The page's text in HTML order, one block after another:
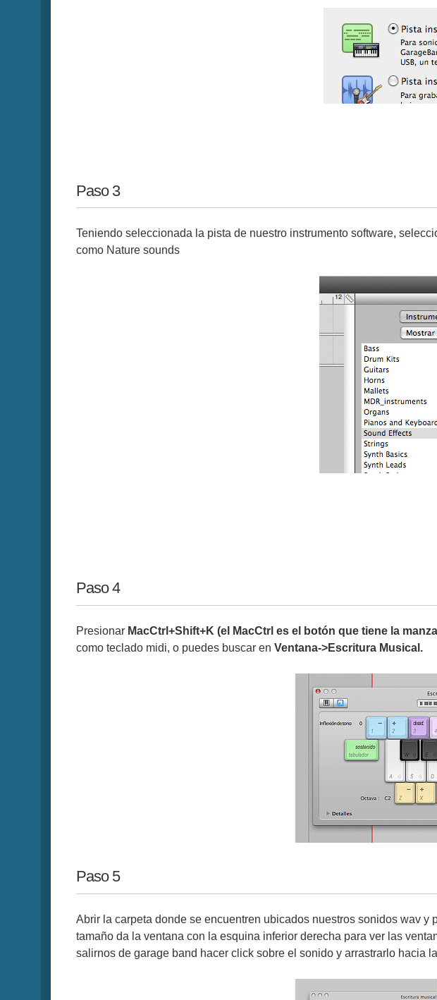
Paso 3
Teniendo seleccionada la pista de nuestro instrumento software,
como Nature sounds
Paso 4
Presionar MacCtrl+Shift+K (el MacCtrl es el botón que tiene la
como teclado midi, o puedes buscar en Ventana->Escritura Musical.
Paso 5
Abrir la carpeta donde se encuentren ubicados nuestros sonidos wav
tamaño da la ventana con la esquina inferior derecha para ver las
salirnos de garage band hacer click sobre el sonido y arrastrarlo hacia